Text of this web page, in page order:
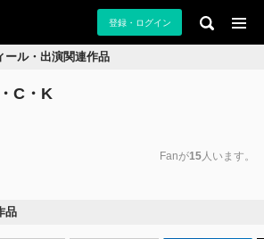
登録・ログイン
ール・出演関連作品
C・K
Fanが15人います。
品